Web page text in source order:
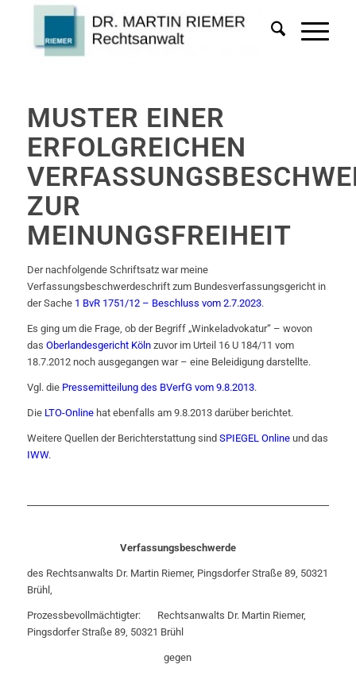
MUSTER EINER
ERFOLGREICHEN
ZUR
MEINUNGSFREIHEIT
Der nachfolgende Schriftsatz war meine
Verfassungsbeschwerdeschrift zum Bundesverfassungsgericht in
der Sache 1 BvR 1751/12 – Beschluss vom 2.7.2023.
Es ging um die Frage, ob der Begriff „Winkeladvokatur“ – wovon
das Oberlandesgericht Kölnzuvor im Urteil 16 U 184/11 vom
18.7.2012 noch ausgegangen war – eine Beleidigung darstellte.
Vgl. die Pressemitteilung des BVerfG vom 9.8.2013.
Die LTO-Onlinehat ebenfalls am 9.8.2013 darüber berichtet.
Weitere Quellen der Berichterstattung sind SPIEGEL Onlineund das
IWW.
Verfassungsbeschwerde
des Rechtsanwalts Dr. Martin Riemer, Pingsdorfer Straße 89, 50321
Brühl,
Prozessbevollmächtigter: Rechtsanwalts Dr. Martin Riemer,
Pingsdorfer Straße 89, 50321 Brühl
gegen